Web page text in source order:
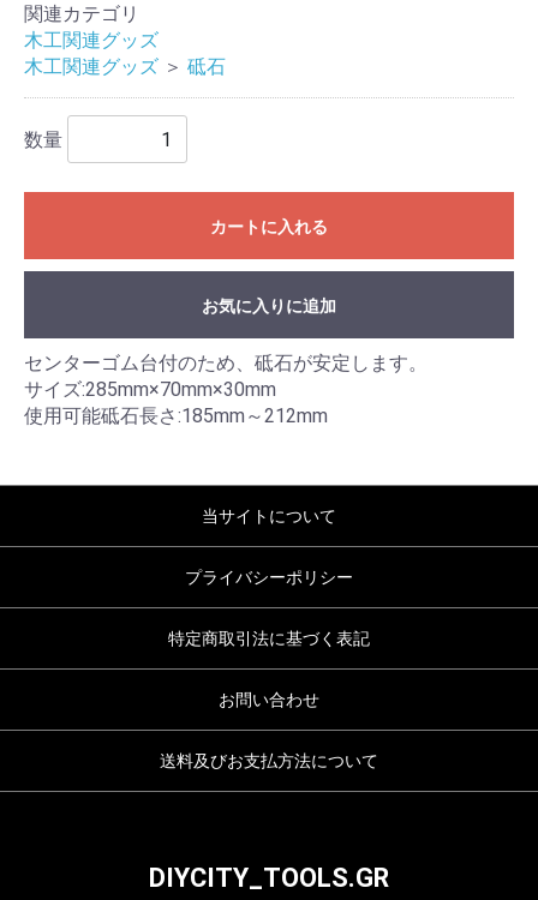
関連カテゴリ
木工関連グッズ
木工関連グッズ ＞ 砥石
数量
カートに入れる
お気に入りに追加
センターゴム台付のため、砥石が安定します。
サイズ:285mm×70mm×30mm
使用可能砥石長さ:185mm～212mm
当サイトについて
プライバシーポリシー
特定商取引法に基づく表記
お問い合わせ
送料及びお支払方法について
DIYCITY_TOOLS.GR